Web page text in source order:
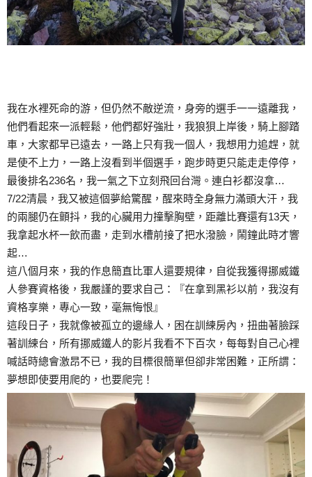
我在水裡死命的游，但仍然不敵逆流，身旁的選手一一遠離我，
他們看起來一派輕鬆，他們都好強壯，我狼狽上岸後，騎上腳踏
車，大家都早已遠去，一路上只有我一個人，我想用力追趕，就
是使不上力，一路上沒看到半個選手，跑步時更只能走走停停，
最後排名236名，我一氣之下立刻飛回台灣。連白衫都沒拿…
7/22清晨，我又被這個夢給驚醒，醒來時全身無力滿頭大汗，我
的兩腿仍在顫抖，我的心臟用力撞擊胸壁，距離比賽還有13天，
我拿起水杯一飲而盡，走到水槽前接了把水潑臉，鬧鐘此時才響
起…
這八個月來，我的作息簡直比軍人還要規律，自從我獲得挪威鐵
人參賽資格後，我嚴謹的要求自己：『在拿到黑衫以前，我沒有
資格享樂，專心一致，毫無悔恨』
這段日子，我就像被孤立的邊緣人，困在訓練房內，扭曲著臉踩
著訓練台，所有挪威鐵人的影片我看不下百次，每每對自己心裡
喊話時總會激昂不已，我的目標很簡單但卻非常困難，正所謂：
夢想即使要用爬的，也要爬完！